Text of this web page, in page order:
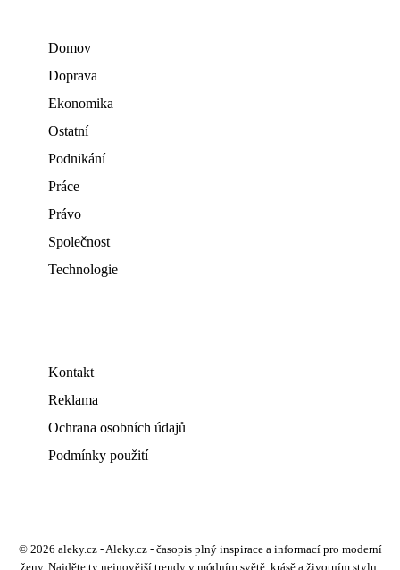
Domov
Doprava
Ekonomika
Ostatní
Podnikání
Práce
Právo
Společnost
Technologie
Kontakt
Reklama
Ochrana osobních údajů
Podmínky použití
© 2026 aleky.cz - Aleky.cz - časopis plný inspirace a informací pro moderní
ženy. Najděte ty nejnovější trendy v módním světě, krásě a životním stylu.